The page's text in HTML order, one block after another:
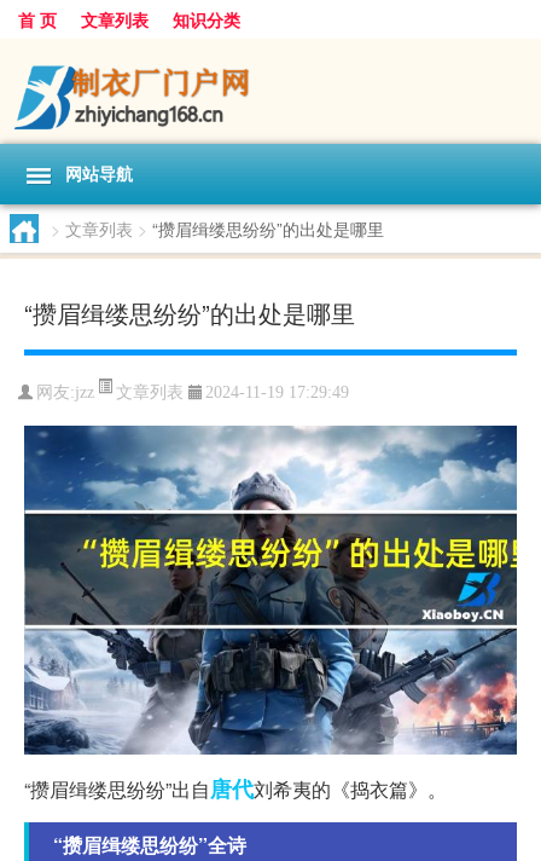
首 页 文章列表 知识分类
网站导航
> 文章列表 > “攒眉缉缕思纷纷”的出处是哪里
“攒眉缉缕思纷纷”的出处是哪里
网友:jzz 文章列表 2024-11-19 17:29:49
“攒眉缉缕思纷纷”出自唐代刘希夷的《捣衣篇》。
“攒眉缉缕思纷纷”全诗